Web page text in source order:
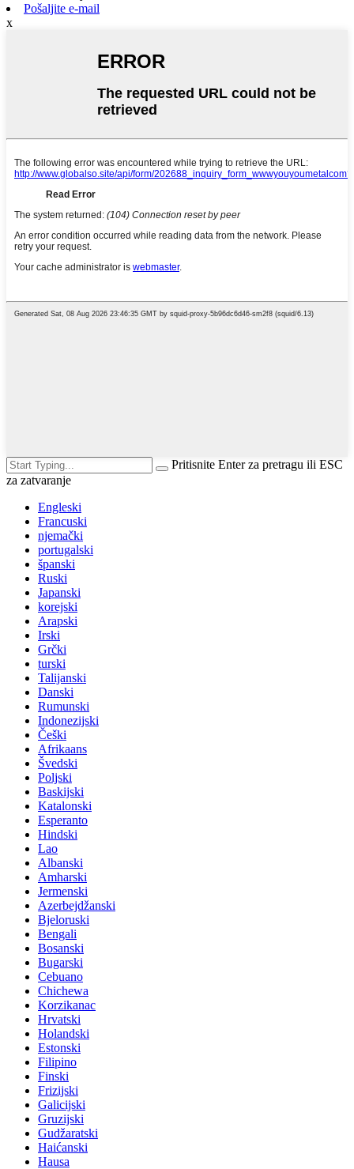
Pošaljite e-mail
x
Pritisnite Enter za pretragu ili ESC
za zatvaranje
Engleski
Francuski
njemački
portugalski
španski
Ruski
Japanski
korejski
Arapski
Irski
Grčki
turski
Talijanski
Danski
Rumunski
Indonezijski
Češki
Afrikaans
Švedski
Poljski
Baskijski
Katalonski
Esperanto
Hindski
Lao
Albanski
Amharski
Jermenski
Azerbejdžanski
Bjeloruski
Bengali
Bosanski
Bugarski
Cebuano
Chichewa
Korzikanac
Hrvatski
Holandski
Estonski
Filipino
Finski
Frizijski
Galicijski
Gruzijski
Gudžaratski
Haićanski
Hausa